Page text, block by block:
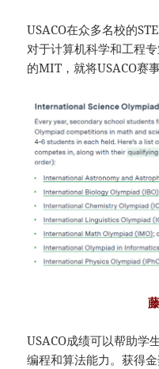
USACO在众多名校的
对于计算机科学和工程
的MIT，就将USACO赛
USACO成绩可以帮助学
编程和算法能力。获得